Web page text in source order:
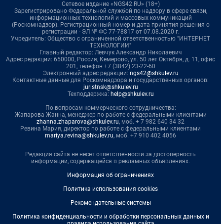
Сетевое издание «NGS42.RU» (18+)
Зарегистрировано Федеральной службой по надзору в сфере связи,
информационных технологий и массовых коммуникаций
(Роскомнадзор). Регистрационный номер и дата принятия решения о
регистрации - ЭЛ № ФС 77-78817 от 07.08.2020 г.
Учредитель: Общество с ограниченной ответственностью "ИНТЕРНЕТ
ТЕХНОЛОГИИ"
Главный редактор: Левчук Александр Николаевич
Адрес редакции: 650000, Россия, Кемерово, ул. 50 лет Октября, д. 11, офис
201, телефон +7 (3842) 23-22-60
Электронный адрес редакции: ngs42@shkulev.ru
Контактные данные для Роскомнадзора и государственных органов:
juristnsk@shkulev.ru
Техподдержка: help@shkulev.ru
По вопросам коммерческого сотрудничества:
Жапарова Жанна, менеджер по работе с федеральными клиентами
zhanna.zhaparova@shkulev.ru, моб. + 7 982 640 34 32
Ревина Мария, директор по работе с федеральными клиентами
mariya.revina@shkulev.ru, моб. +7 910 402 4056
Редакция сайта не несет ответственности за достоверность
информации, содержащейся в рекламных объявлениях.
Информация об ограничениях
Политика использования cookies
Рекомендательные системы
Политика конфиденциальности и обработки персональных данных и